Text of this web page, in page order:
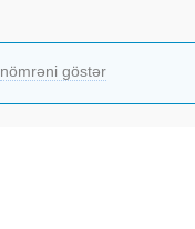
nömrəni göstər